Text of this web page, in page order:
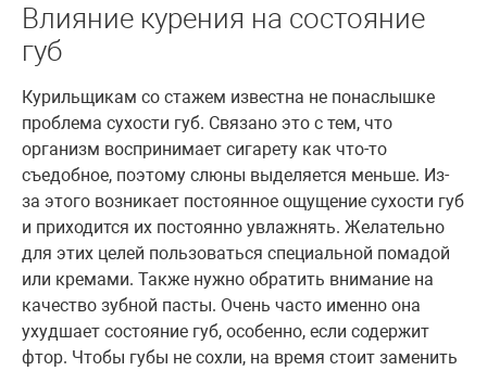
Влияние курения на состояние
губ
Курильщикам со стажем известна не понаслышке
проблема сухости губ. Связано это с тем, что
организм воспринимает сигарету как что-то
съедобное, поэтому слюны выделяется меньше. Из-
за этого возникает постоянное ощущение сухости губ
и приходится их постоянно увлажнять. Желательно
для этих целей пользоваться специальной помадой
или кремами. Также нужно обратить внимание на
качество зубной пасты. Очень часто именно она
ухудшает состояние губ, особенно, если содержит
фтор. Чтобы губы не сохли, на время стоит заменить